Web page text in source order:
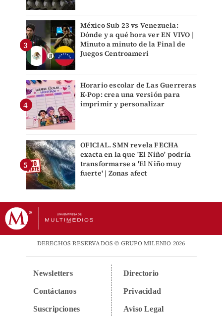
México Sub 23 vs Venezuela:
Dónde y a qué hora ver EN VIVO |
Minuto a minuto de la Final de
Juegos Centroameri
Horario escolar de Las Guerreras
K-Pop: crea una versión para
imprimir y personalizar
OFICIAL. SMN revela FECHA
exacta en la que 'El Niño' podría
transformarse a 'El Niño muy
fuerte' | Zonas afect
DERECHOS RESERVADOS © GRUPO MILENIO 2026
Newsletters
Contáctanos
Suscripciones
Directorio
Privacidad
Aviso Legal